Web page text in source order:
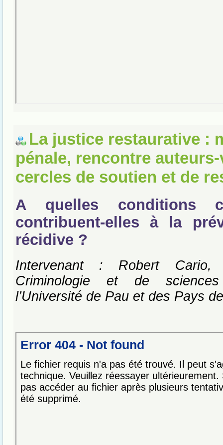
La justice restaurative :
pénale, rencontre
cercles de soutien et de
A quelles conditions
contribuent-elles à la
récidive ?
Intervenant : Robert Cario,
Criminologie et de
l’Université de Pau et des Pays